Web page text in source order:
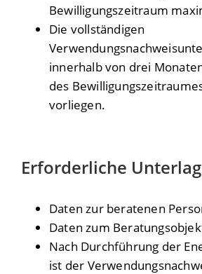
Bewilligungszeitraum
Die vollständigen
innerhalb von drei
des
vorliegen.
Erforderliche
Daten zur beratenen
Daten zum
Nach Durchführung der
ist der